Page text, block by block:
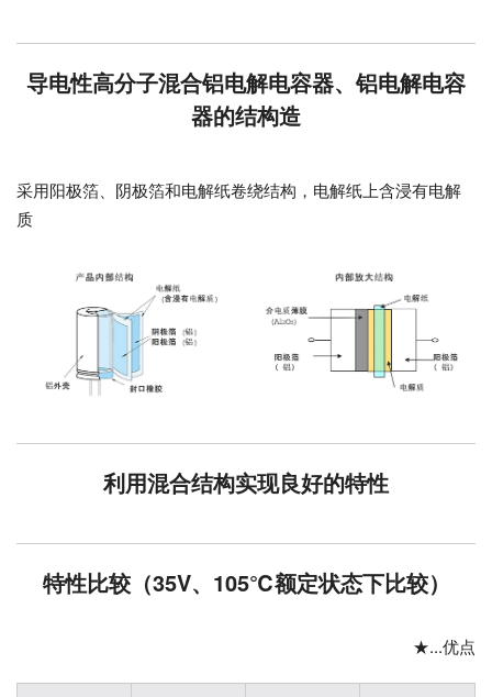
导电性高分子混合铝电解电容器、铝电解电容
器的结构造
采用阳极箔、阴极箔和电解纸卷绕结构，电解纸上含浸有电解
质
利用混合结构实现良好的特性
特性比较（35V、105℃额定状态下比较）
★...优点